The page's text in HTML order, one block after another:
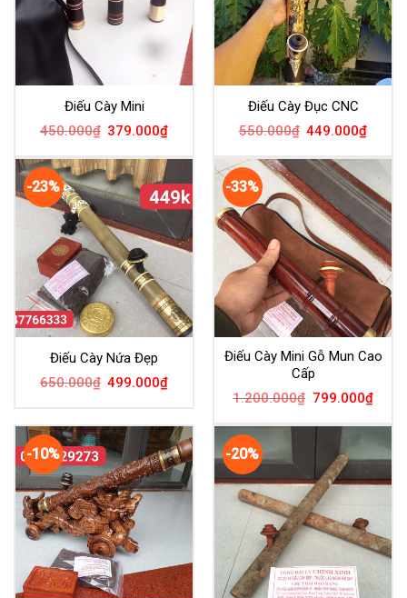
Điếu Cày Mini
450.000₫ 379.000₫
Điếu Cày Đục CNC
550.000₫ 449.000₫
-23%
Điếu Cày Nứa Đẹp
650.000₫ 499.000₫
-33%
Điếu Cày Mini Gỗ Mun Cao
Cấp
1.200.000₫ 799.000₫
-10% -20%